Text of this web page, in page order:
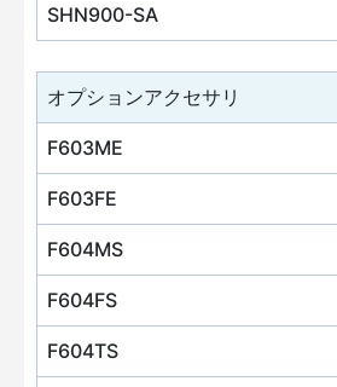
SHN900-SA
オプションアクセサリ
F603ME
F603FE
F604MS
F604FS
F604TS